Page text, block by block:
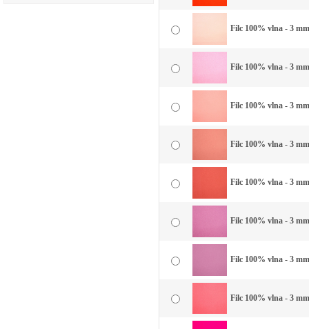
Filc 100% vlna - 3
Filc 100% vlna - 3
Filc 100% vlna - 3
Filc 100% vlna - 3
Filc 100% vlna - 3
Filc 100% vlna - 3
Filc 100% vlna - 3
Filc 100% vlna - 3